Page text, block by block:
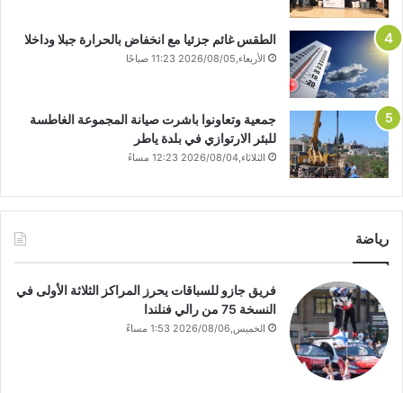
الطقس غائم جزئيا مع انخفاض بالحرارة جبلا وداخلا
الأربعاء,2026/08/05 11:23 صباحًا
جمعية وتعاونوا باشرت صيانة المجموعة الغاطسة
للبئر الارتوازي في بلدة ياطر
الثلاثاء,2026/08/04 12:23 مساءً
رياضة
فريق جازو للسباقات يحرز المراكز الثلاثة الأولى في
النسخة 75 من رالي فنلندا
الخميس,2026/08/06 1:53 مساءً